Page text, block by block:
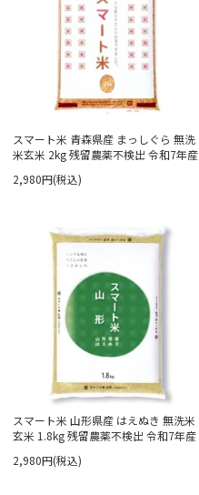
スマート米 青森県産 まっしぐら 無洗
米玄米 2kg 残留農薬不検出 令和7年産
2,980円(税込)
スマート米 山形県産 はえぬき 無洗米
玄米 1.8kg 残留農薬不検出 令和7年産
2,980円(税込)